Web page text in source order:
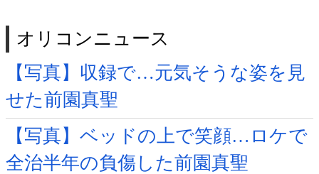
オリコンニュース
【写真】収録で…元気そうな姿を見
せた前園真聖
【写真】ベッドの上で笑顔…ロケで
全治半年の負傷した前園真聖